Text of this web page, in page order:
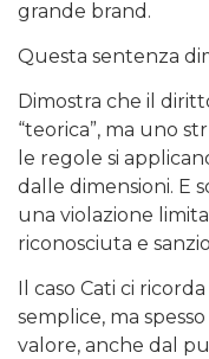
grande brand.
Questa sentenza
Dimostra che il
“teorica”, ma uno
le regole si
dalle dimensioni. E
una violazione
riconosciuta e
Il caso Cati ci
semplice, ma
valore, anche dal